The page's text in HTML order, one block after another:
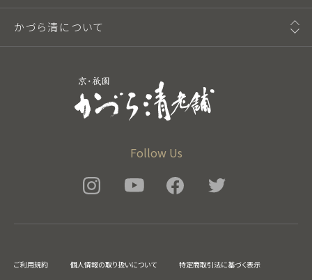
Follow Us
かづら清について
ご利用規約 個人情報の取り扱いについて
特定商取引法に基づく表示